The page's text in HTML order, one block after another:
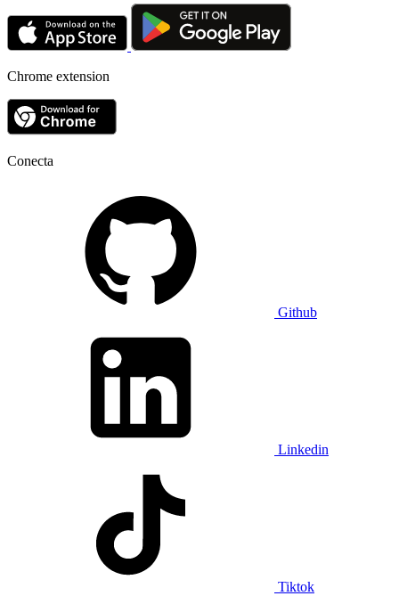
Chrome extension
Conecta
Github
Linkedin
Tiktok